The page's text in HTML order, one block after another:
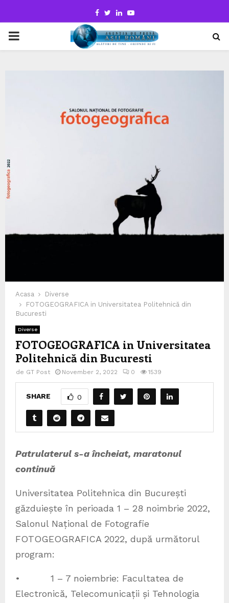
Facebook
TwitterLinkedinYoutube
PRIMARY
Acasa
Diverse
FOTOGEOGRAFICA in Universitatea Politehnică din
Bucuresti
Diverse
FOTOGEOGRAFICA in Universitatea
Politehnică din Bucuresti
de GT Post November 2, 2022 0 1539
SHARE 0
Patrulaterul s-a încheiat, maratonul
continuă
Universitatea Politehnica din București
găzduiește în perioada 1 – 28 noimbrie 2022,
Salonul Național de Fotografie
FOTOGEOGRAFICA 2022, după următorul
program:
• 1 – 7 noiembrie: Facultatea de
Electronică, Telecomunicații și Tehnologia